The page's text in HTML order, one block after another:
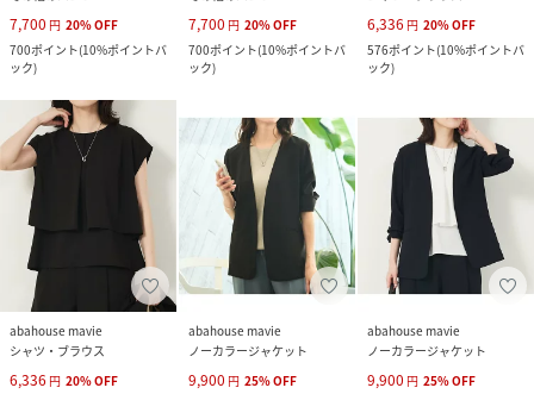
7,700 円 20%OFF
700ポイント(10%ポイントバ
ック)
7,700 円 20%OFF
700ポイント(10%ポイントバ
ック)
6,336 円 20%OFF
576ポイント(10%ポイントバ
ック)
abahouse mavie
シャツ・ブラウス
6,336 円 20%OFF
abahouse mavie
ノーカラージャケット
9,900 円 25%OFF
abahouse mavie
ノーカラージャケット
9,900 円 25%OFF